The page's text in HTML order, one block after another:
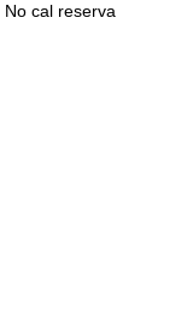
cal reserva